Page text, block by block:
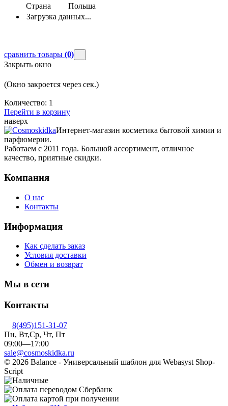
Страна
Польша
Загрузка данных...
сравнить товары (0)
Закрыть окно
(Окно закроется через сек.)
Количество: 1
Перейти в корзину
наверх
Интернет-магазин косметика бытовой химии и
парфюмерии.
Работаем с 2011 года. Большой ассортимент, отличное
качество, приятные скидки.
Компания
О нас
Контакты
Информация
Как сделать заказ
Условия доставки
Обмен и возврат
Мы в сети
Контакты
8(495)151-31-07
Пн, Вт,Ср, Чт, Пт
09:00—17:00
sale@cosmoskidka.ru
© 2026 Balance - Универсальный шаблон для Webasyst Shop-
Script